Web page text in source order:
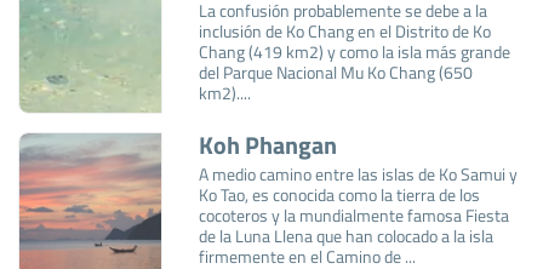
La confusión probablemente se debe a la
inclusión de Ko Chang en el Distrito de Ko
Chang (419 km2) y como la isla más grande
del Parque Nacional Mu Ko Chang (650
km2)....
Koh Phangan
A medio camino entre las islas de Ko Samui y
Ko Tao, es conocida como la tierra de los
cocoteros y la mundialmente famosa Fiesta
de la Luna Llena que han colocado a la isla
firmemente en el Camino de ...